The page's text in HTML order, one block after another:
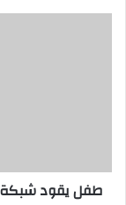
الدارك
ويب!
طفل يقود شبكة